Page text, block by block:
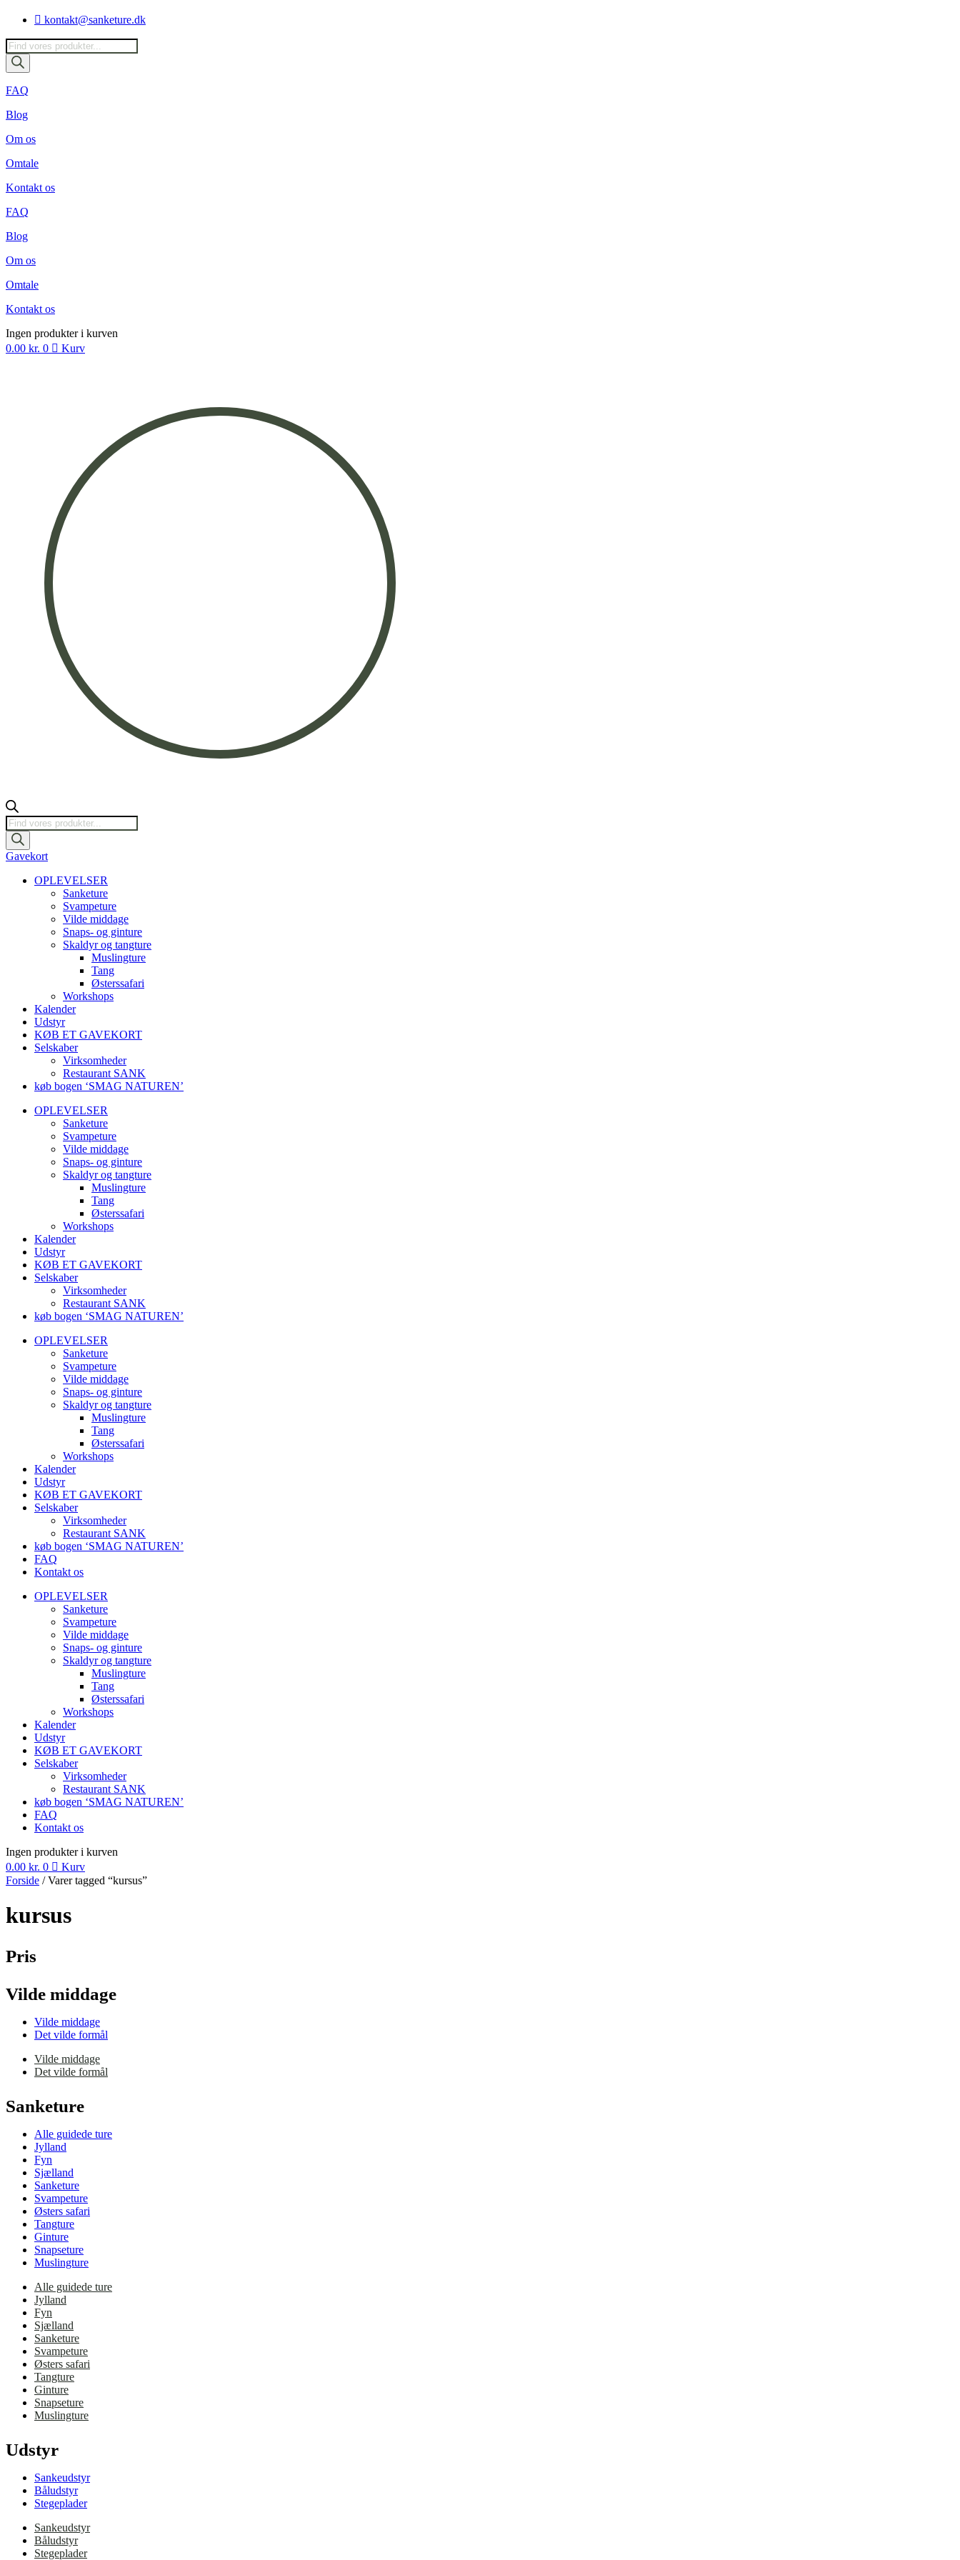
Videre
indhold
kontakt@sanketure.dk
Products
search
FAQ
Blog
Om os
Omtale
Kontakt os
FAQ
Blog
Om os
Omtale
Kontakt os
Ingen produkter i kurven
0.00 kr. 0 Kurv
Products
search
Gavekort
OPLEVELSER
Sanketure
Svampeture
Vilde middage
Snaps- og ginture
Skaldyr og tangture
Muslingture
Tang
Østerssafari
Workshops
Kalender
Udstyr
KØB ET GAVEKORT
Selskaber
Virksomheder
Restaurant SANK
køb bogen ‘SMAG NATUREN’
OPLEVELSER
Sanketure
Svampeture
Vilde middage
Snaps- og ginture
Skaldyr og tangture
Muslingture
Tang
Østerssafari
Workshops
Kalender
Udstyr
KØB ET GAVEKORT
Selskaber
Virksomheder
Restaurant SANK
køb bogen ‘SMAG NATUREN’
OPLEVELSER
Sanketure
Svampeture
Vilde middage
Snaps- og ginture
Skaldyr og tangture
Muslingture
Tang
Østerssafari
Workshops
Kalender
Udstyr
KØB ET GAVEKORT
Selskaber
Virksomheder
Restaurant SANK
køb bogen ‘SMAG NATUREN’
FAQ
Kontakt os
OPLEVELSER
Sanketure
Svampeture
Vilde middage
Snaps- og ginture
Skaldyr og tangture
Muslingture
Tang
Østerssafari
Workshops
Kalender
Udstyr
KØB ET GAVEKORT
Selskaber
Virksomheder
Restaurant SANK
køb bogen ‘SMAG NATUREN’
FAQ
Kontakt os
Ingen produkter i kurven
0.00 kr. 0
Kurv
Forside / Varer tagged “kursus”
kursus
Pris
Vilde middage
Vilde middage
Det vilde formål
Vilde middage
Det vilde formål
Sanketure
Alle guidede ture
Jylland
Fyn
Sjælland
Sanketure
Svampeture
Østers safari
Tangture
Ginture
Snapseture
Muslingture
Alle guidede ture
Jylland
Fyn
Sjælland
Sanketure
Svampeture
Østers safari
Tangture
Ginture
Snapseture
Muslingture
Udstyr
Sankeudstyr
Båludstyr
Stegeplader
Sankeudstyr
Båludstyr
Stegeplader